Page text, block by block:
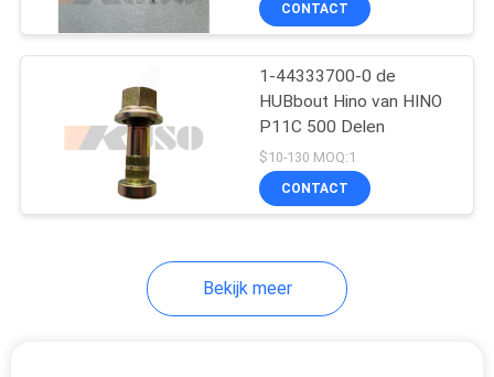
Isuzu Body Parts
CONTACT
1-44333700-0 de
HUBbout Hino van HINO
P11C 500 Delen
$10-130 MOQ:1
CONTACT
Bekijk meer